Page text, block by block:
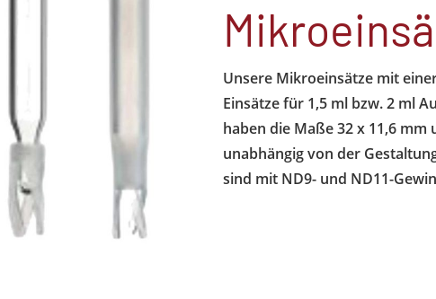
Unsere Mikroeinsätze mit
Einsätze für 1,5 ml bzw. 2 ml
haben die Maße 32 x 11,6
unabhängig von der
sind mit ND9- und ND11-